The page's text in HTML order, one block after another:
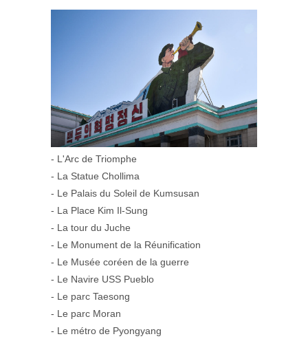
- L'Arc de Triomphe
- La Statue Chollima
- Le Palais du Soleil de Kumsusan
- La Place Kim Il-Sung
- La tour du Juche
- Le Monument de la Réunification
- Le Musée coréen de la guerre
- Le Navire USS Pueblo
- Le parc Taesong
- Le parc Moran
- Le métro de Pyongyang